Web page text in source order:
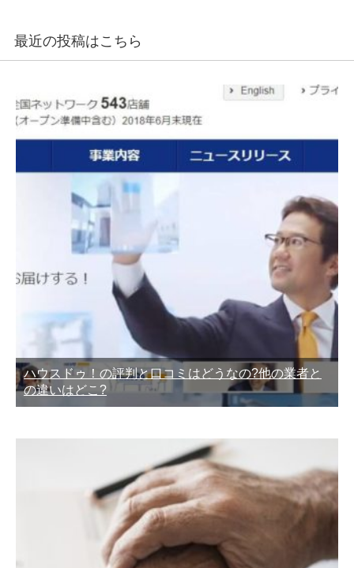
最近の投稿はこちら
ハウスドゥ！の評判と口コミはどうなの?他の業者と
の違いはどこ?